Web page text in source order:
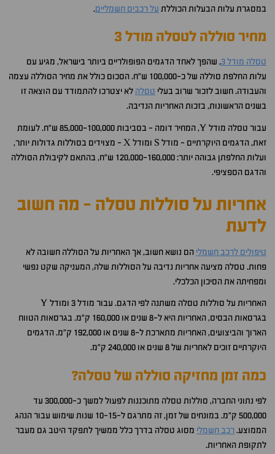
במסגרת עלות הבעלות הכוללת על רכבים חשמליים.
מחיר סוללה לטסלה מודל 3
טסלה מודל 3
, שהפך לאחד הדגמים הפופולריים ביותר בישראל, מגיע עם
עלות החלפת סוללה של כ-100,000 ש"ח. הסכום כולל את מחיר הסוללה עצמה
והעבודה. חשוב לזכור שרוב בעלי טסלה לא יצטרכו להתמודד עם הוצאה זו
בשנים הראשונות, בזכות האחריות הנדיבה.
עבור טסלה מודל Y, המחיר דומה - בסביבות 85,000-100,000 ש"ח. לעומת
זאת, הדגמים היוקרתיים - מודל S ומודל X - מצוידים בסוללות גדולות יותר,
ועלות החלפתן גבוהה יותר: 120,000-160,000 ש"ח, בהתאם לקיבולת הסוללה
והדגם הספציפי.
אחריות על סוללות טסלה - מה חשוב
לדעת
טיפולים לרכב חשמלי הם נושא חשוב, אך האחריות על הסוללה חשובה לא
פחות. טסלה מציעה אחריות נדיבה על הסוללות שלה, המעניקה שקט נפשי
ומפחיתה את הסיכון הכלכלי.
האחריות על סוללות טסלה משתנה לפי הדגם. עבור מודל 3 ומודל Y
בגרסאות הבסיס, האחריות היא ל-8 שנים או 160,000 ק"מ. בגרסאות הטווח
הארוך והביצועים, האחריות מתארכת ל-8 שנים או 192,000 ק"מ. הדגמים
היוקרתיים זוכים לאחריות של 8 שנים או 240,000 ק"מ.
כמה זמן מחזיקה סוללה של טסלה?
לפי נתוני החברה, סוללות טסלה מתוכננות לפעול למשך כ-300,000 עד
500,000 ק"מ. במונחים של זמן, זה מתרגם ל-10-15 שנות שימוש עבור הנהג
הממוצע.רכב חשמלי מסוג טסלה בדרך כלל ממשיך לתפקד היטב גם מעבר
לתקופת האחריות.